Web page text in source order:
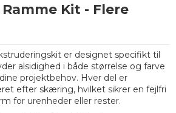
Kit - Flere
er designet specifikt til
alsidighed i både størrelse og farve
projektbehov. Hver del er
efter skæring, hvilket sikrer en fejlfri
for urenheder eller rester.